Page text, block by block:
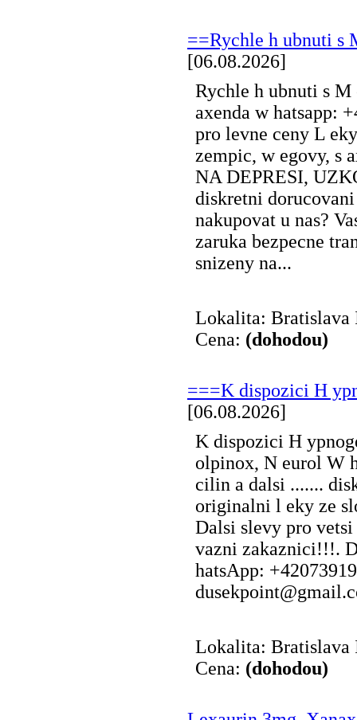
==Rychle h ubnuti s
[06.08.2026]
Rychle h ubnuti s M
axenda w hatsapp:
pro levne ceny L
zempic, w egovy, s
NA DEPRESI,
diskretni
nakupovat u nas?
zaruka bezpecne
snizeny na...
Lokalita: Bratislava
Cena: (dohodou)
===K dispozici H
[06.08.2026]
K dispozici H
olpinox, N eurol W
cilin a dalsi .......
originalni l eky ze
Dalsi slevy pro
vazni zakaznici!!!.
hatsApp:
Lokalita: Bratislava
Cena: (dohodou)